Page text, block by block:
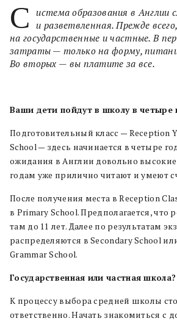
С
истема образования в Англии
и разветвленная. Прежде
на государственные и частные. В
затраты — только на форму,
Во вторых — вы платите за все.
Ваши дети пойдут в школу в четыре
Подготовительный класс — Reception
School — здесь начинается в четыре
ожидания в Англии довольно
годам уже прилично читают и умеют
После получения места в Reception
в Primary School. Предполагается, что
там до 11 лет. Далее по результатам
распределяются в Secondary School
Grammar School.
Государственная или частная школа?
К процессу выбора средней школы
ответственно. Начать знакомиться с